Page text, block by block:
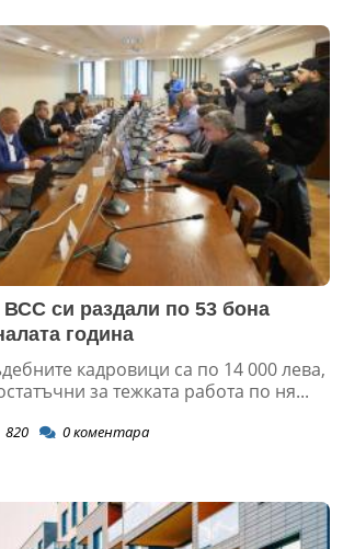
си раздали по 53 бона
година
кадровици са по 14 000 лева,
за тежката работа по ня...
820 0коментара